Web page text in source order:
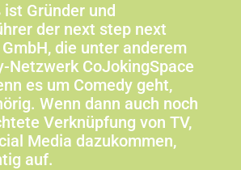
Gründer und
der next step next
die unter anderem
Netzwerk CoJokingSpace
es um Comedy geht,
Wenn dann auch noch
Verknüpfung von TV,
Media dazukommen,
auf.